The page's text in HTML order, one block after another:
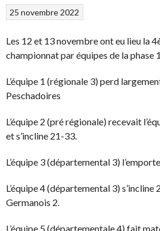
25 novembre 2022
Les 12 et 13 novembre ont eu lieu la
championnat par équipes de la phase 1.
L’équipe 1 (régionale 3) perd
Peschadoires
L’équipe 2 (pré régionale) recevait
et s’incline 21-33.
L’équipe 3 (départemental 3)
L’équipe 4 (départemental 3)
Germanois 2.
L’équipe 5 (départementale 4) fait